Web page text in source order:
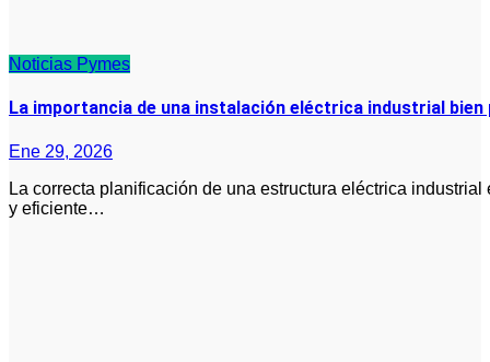
Noticias Pymes
La importancia de una instalación eléctrica industrial bien
Ene 29, 2026
La correcta planificación de una estructura eléctrica industrial es un factor clave para el funcionamiento seguro
y eficiente…